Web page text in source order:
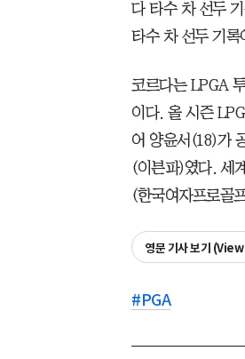
다 타수 차 선두
타수 차 선두 기록
코르다는 LPGA
이다. 올 시즌
어 양윤서(18)가
(이븐파)였다. 세
(한국여자프로골
영문 기사 보기
#PGA